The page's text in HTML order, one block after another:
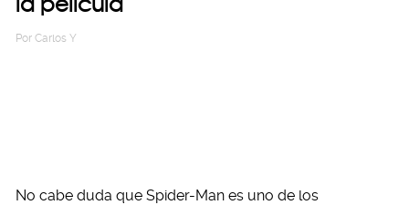
Por Carlos Y
No cabe duda que Spider-Man es uno de los